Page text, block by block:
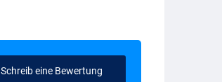
Schreib eine Bewertung